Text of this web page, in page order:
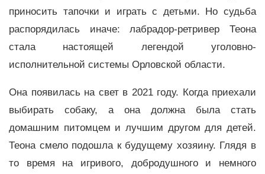
приносить тапочки и играть с детьми. Но судьба
распорядилась иначе: лабрадор-ретривер Теона
стала настоящей легендой уголовно-
исполнительной системы Орловской области.
Она появилась на свет в 2021 году. Когда приехали
выбирать собаку, а она должна была стать
домашним питомцем и лучшим другом для детей.
Теона смело подошла к будущему хозяину. Глядя в
то время на игривого, добродушного и немного